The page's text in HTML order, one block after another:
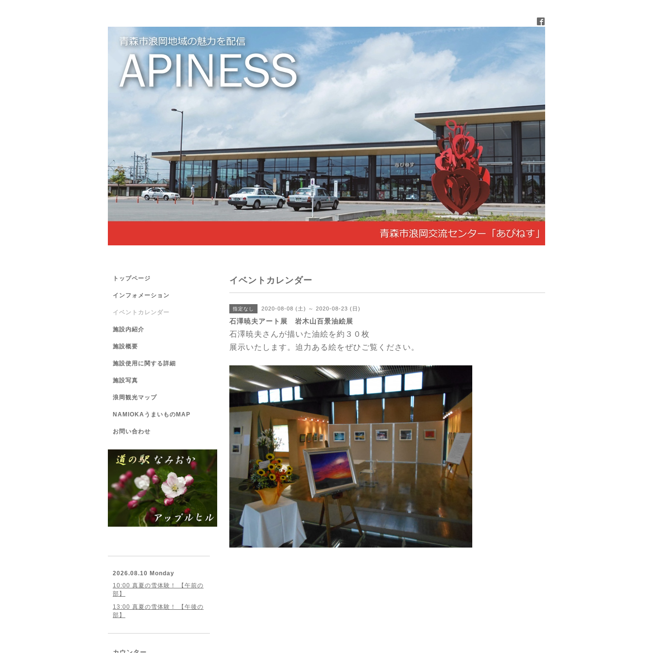
イベントカレンダー
指定なし 2020-08-08 (土) ～ 2020-08-23 (日)
石澤暁夫アート展 岩木山百景油絵展
石澤暁夫さんが描いた油絵を約３０枚
展示いたします。迫力ある絵をぜひご覧ください。
トップページ
インフォメーション
イベントカレンダー
施設内紹介
施設概要
施設使用に関する詳細
施設写真
浪岡観光マップ
NAMIOKAうまいものMAP
お問い合わせ
2026.08.10 Monday
10:00 真夏の雪体験！ 【午前の
部】
13:00 真夏の雪体験！ 【午後の
部】